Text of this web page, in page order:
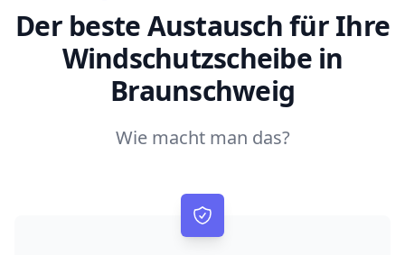
Der beste Austausch für Ihre
Windschutzscheibe in
Braunschweig
Wie macht man das?